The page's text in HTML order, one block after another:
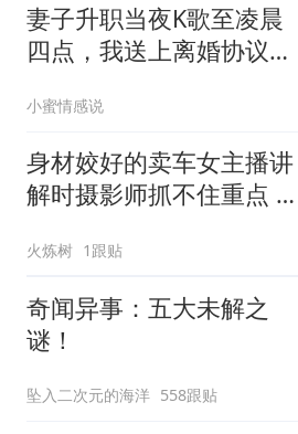
妻子升职当夜K歌至凌晨
四点，我送上离婚协议果
口：我们谈谈
小蜜情感说
身材姣好的卖车女主播讲
解时摄影师抓不住重点 女
火炼树 1跟贴
奇闻异事：五大未解之
谜！
坠入二次元的海洋 558跟贴